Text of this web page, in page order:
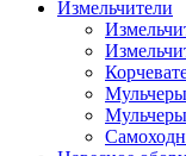
Измельчители